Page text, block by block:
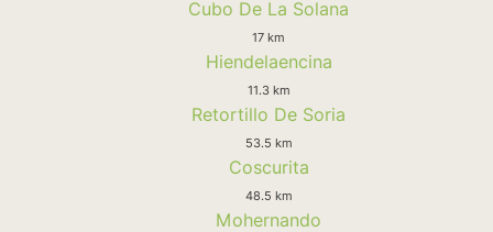
Cubo De La Solana
17 km
Hiendelaencina
11.3 km
Retortillo De Soria
53.5 km
Coscurita
48.5 km
Mohernando